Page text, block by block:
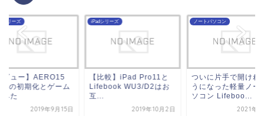
シリーズ
ビュー】AERO15
の初期化とゲーム
みた
2019年9月15日
iPadシリーズ
【比較】iPad Pro11と
Lifebook WU3/D2はお
互...
2019年10月2日
ノートパソコン
ついに片手で開けれ
うになった軽量ノー
ソコン Lifeboo...
2021年1